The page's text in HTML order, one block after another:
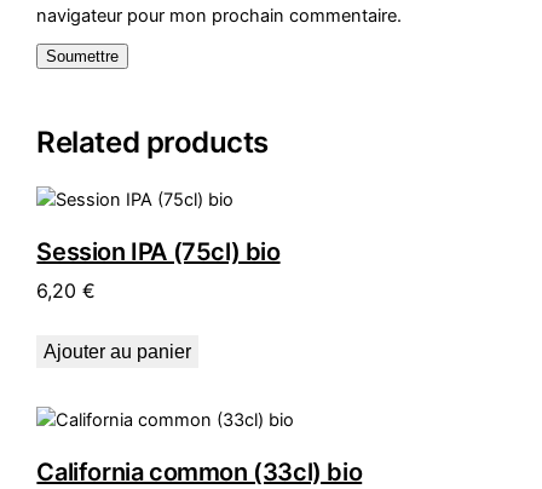
navigateur pour mon prochain commentaire.
Related products
Session IPA (75cl) bio
6,20€
Ajouter au panier
California common (33cl) bio